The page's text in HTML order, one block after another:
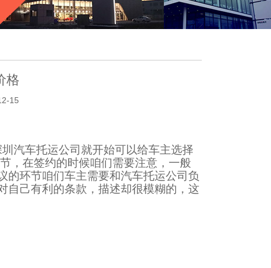
格
15
汽车托运公司就开始可以给车主选择
，在签约的时候咱们需要注意，一般
的环节咱们车主需要和汽车托运公司负
自己有利的条款，描述却很模糊的，这